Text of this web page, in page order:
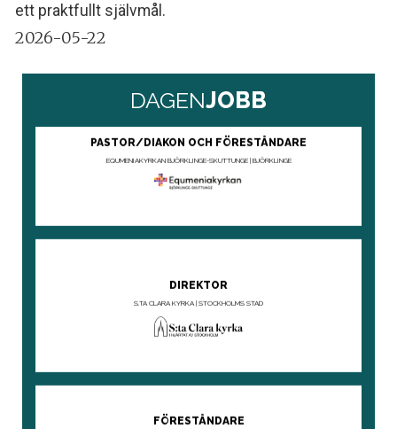
ett praktfullt självmål.
2026-05-22